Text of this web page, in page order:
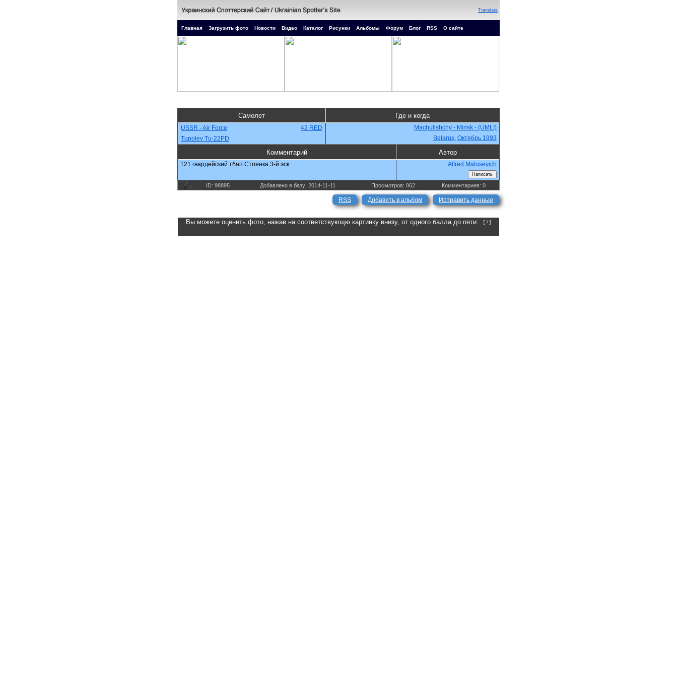
Translate
Главная Загрузить фото Новости Видео Каталог Рисунки Альбомы Форум Блог RSS О сайте
Самолет Где и когда
USSR - Air Force 42 RED
Machulishchy - Minsk - (UMLI)
Tupolev Tu-22PD
Belarus, Октябрь 1993
Комментарий Автор
121 гвардейский тбап.Стоянка 3-й эск. Alfred Matusevich
ID: 98895 Добавлено в базу: 2014-11-11 Просмотров: 862 Комментариев: 0
RSS Добавить в альбом Исправить данные
Вы можете оценить фото, нажав на соответствующю картинку внизу, от одного балла до пяти: [?]